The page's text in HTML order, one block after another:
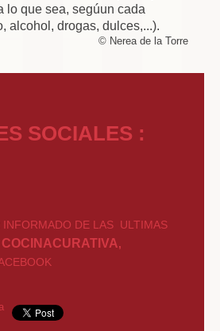
lo que sea, segúun cada
alcohol, drogas, dulces,...).
© Nerea de la Torre
SOCIALES :
INFORMADO DE LAS ULTIMAS
COCINACURATIVA,